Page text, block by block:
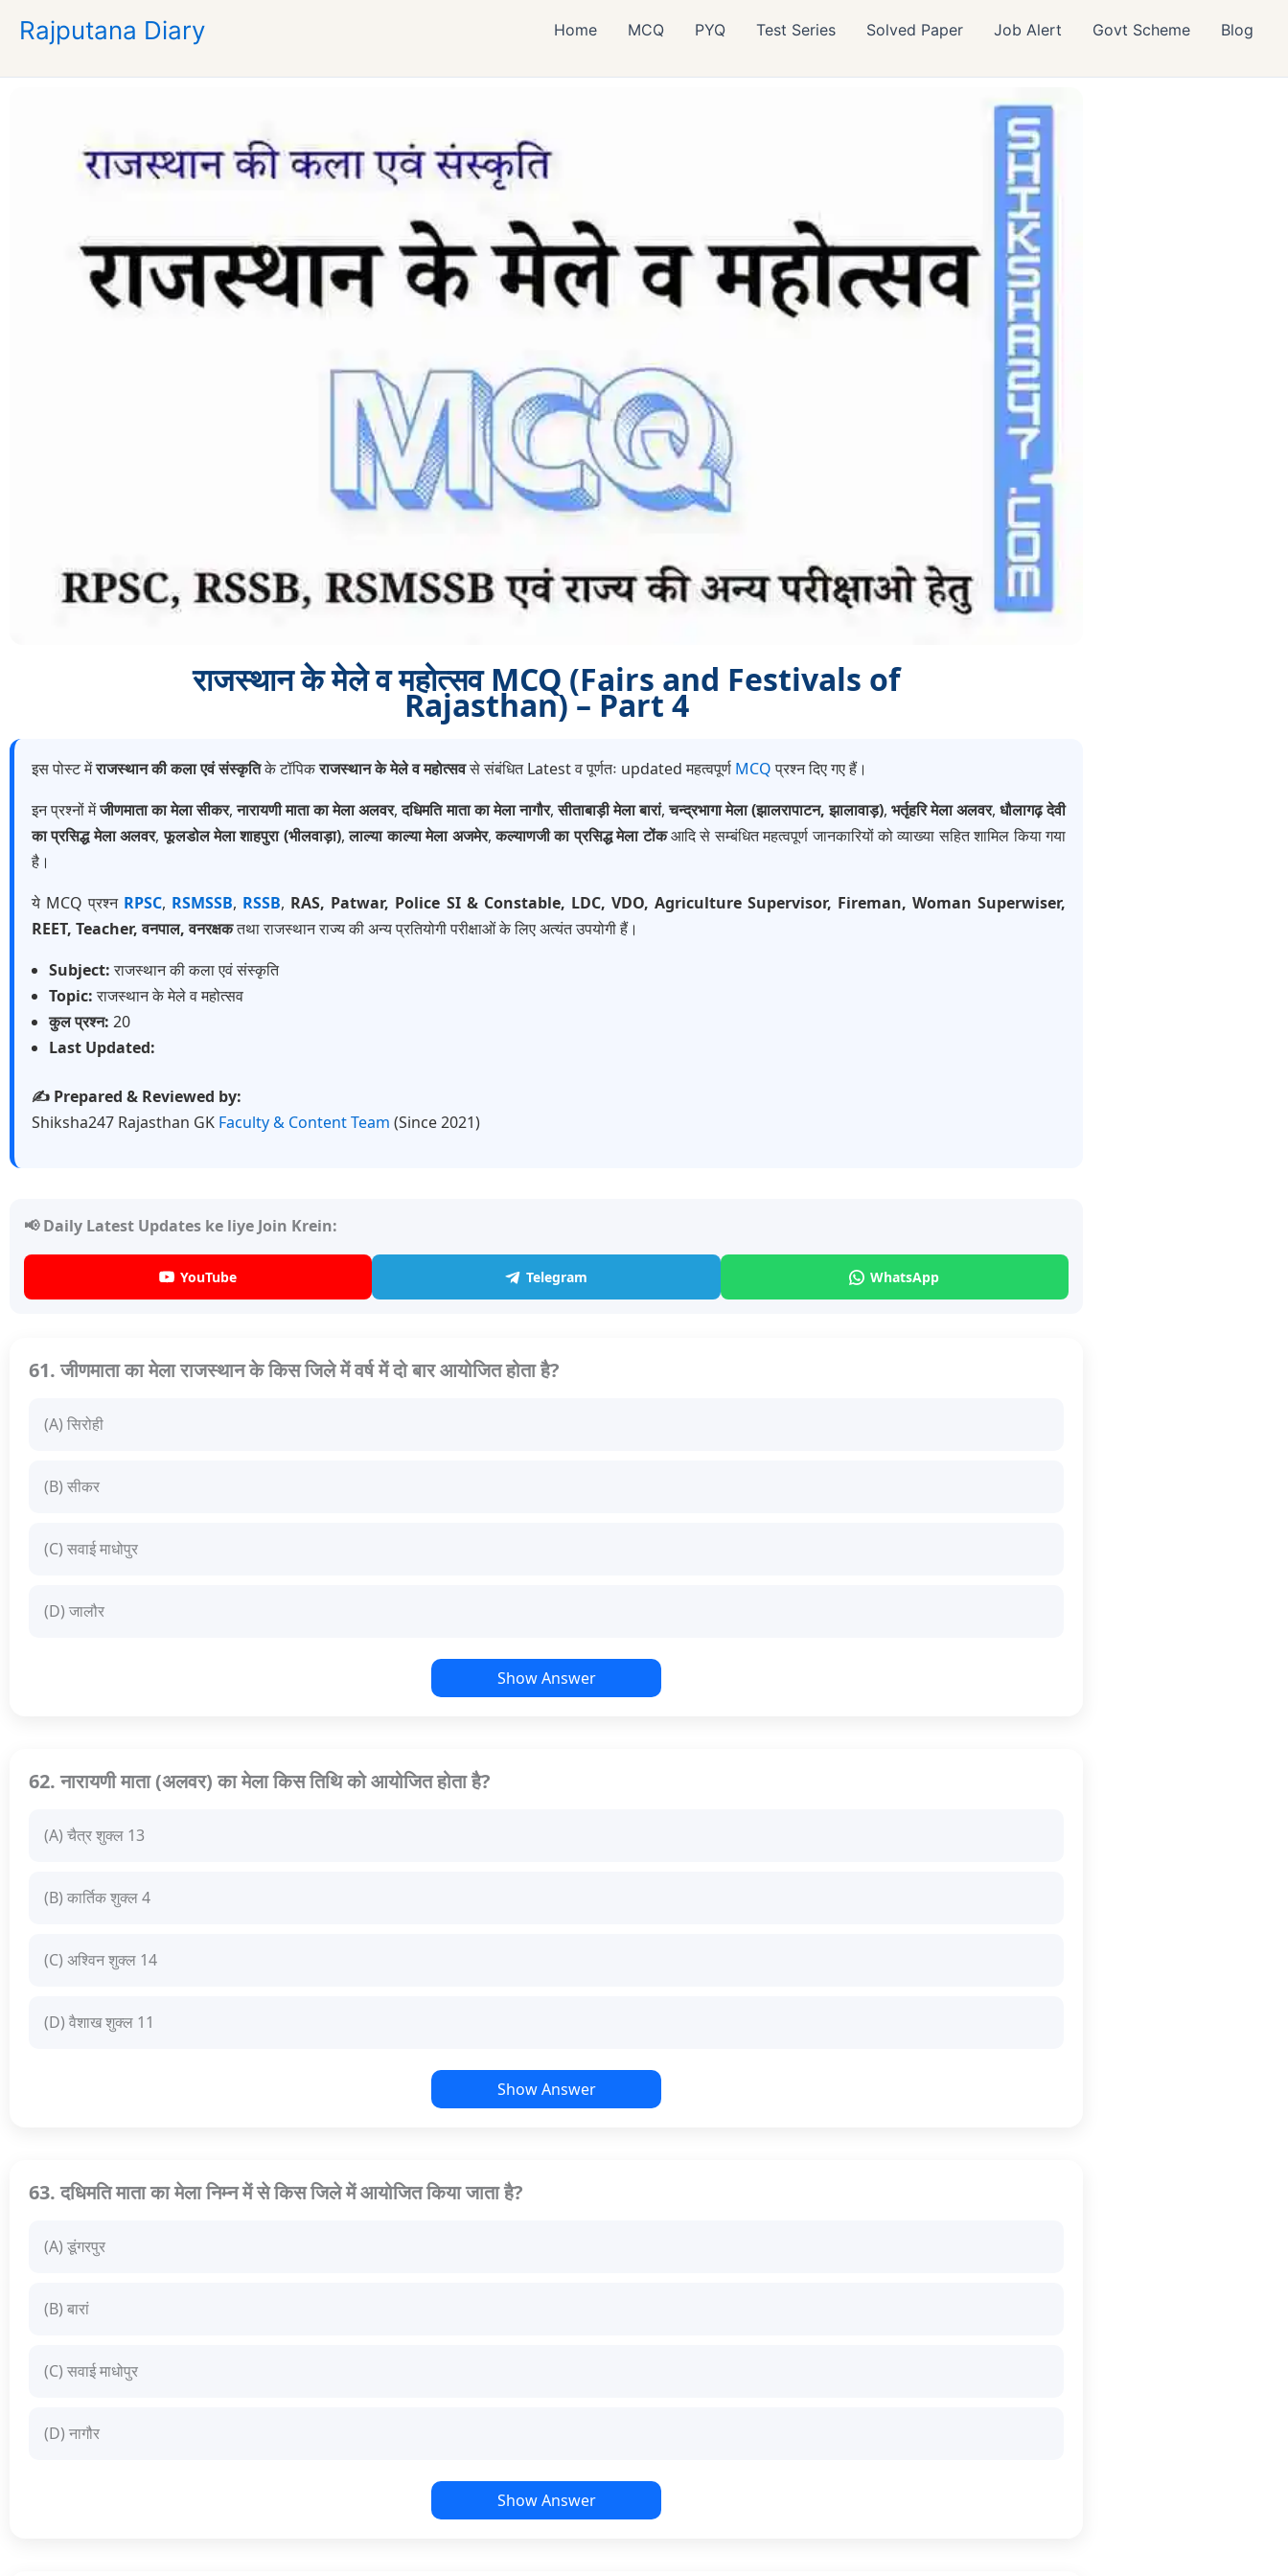
Rajputana Diary Home MCQ PYQ Test Series Solved Paper Job Alert Govt Scheme Blog
राजस्थान के मेले व महोत्सव MCQ (Fairs and Festivals of
Rajasthan) – Part 4
इस पोस्ट मेंराजस्थान की कला एवं संस्कृतिके टॉपिकराजस्थान के मेले व महोत्सवसे संबंधित Latest व पूर्णतः updated महत्वपूर्ण MCQप्रश्न दिए गए हैं।
इन प्रश्नों मेंजीणमाता का मेला सीकर,नारायणी माता का मेला अलवर,दधिमति माता का मेला नागौर,सीताबाड़ी मेला बारां,चन्द्रभागा मेला (झालरापाटन, झालावाड़), भर्तृहरि मेला अलवर,धौलागढ़ देवी
का प्रसिद्ध मेला अलवर,फूलडोल मेला शाहपुरा (भीलवाड़ा),लाल्या काल्या मेला अजमेर,कल्याणजी का प्रसिद्ध मेला टोंकआदि से सम्बंधित महत्वपूर्ण जानकारियों को व्याख्या सहित शामिल किया गया
है।
ये MCQ प्रश्न RPSC, RSMSSB, RSSB, RAS, Patwar, Police SI & Constable, LDC, VDO, Agriculture Supervisor, Fireman, Woman Superwiser,
REET, Teacher, वनपाल, वनरक्षकतथा राजस्थान राज्य की अन्य प्रतियोगी परीक्षाओं के लिए अत्यंत उपयोगी हैं।
Subject:राजस्थान की कला एवं संस्कृति
Topic:राजस्थान के मेले व महोत्सव
कुल प्रश्न: 20
Last Updated:
✍️ Prepared & Reviewed by:
Shiksha247 Rajasthan GK Faculty & Content Team (Since 2021)
📢 Daily Latest Updates ke liye Join Krein:
YouTube Telegram WhatsApp
61. जीणमाता का मेला राजस्थान के किस जिले में वर्ष में दो बार आयोजित होता है?
(A) सिरोही
(B) सीकर
(C) सवाई माधोपुर
(D) जालौर
Show Answer
62. नारायणी माता (अलवर) का मेला किस तिथि को आयोजित होता है?
(A) चैत्र शुक्ल 13
(B) कार्तिक शुक्ल 4
(C) अश्विन शुक्ल 14
(D) वैशाख शुक्ल 11
Show Answer
63. दधिमति माता का मेला निम्न में से किस जिले में आयोजित किया जाता है?
(A) डूंगरपुर
(B) बारां
(C) सवाई माधोपुर
(D) नागौर
Show Answer